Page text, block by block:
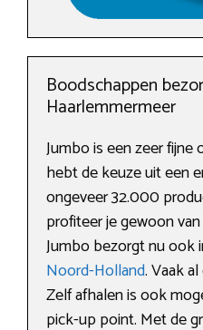
Boodschappen
Haarlemmermeer
Jumbo is een zeer fijne
hebt de keuze uit een
ongeveer 32.000
profiteer je gewoon
Jumbo bezorgt nu ook
Noord-Holland. Vaak
Zelf afhalen is ook
pick-up point. Met de